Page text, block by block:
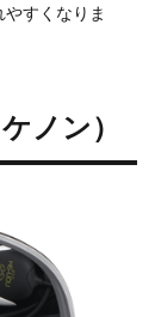
すくなりま
ノン）